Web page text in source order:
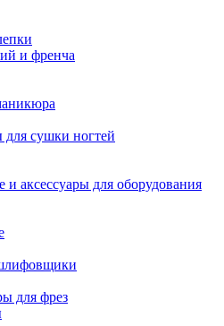
и френча
сушки ногтей
аксессуары для оборудования
для фрез